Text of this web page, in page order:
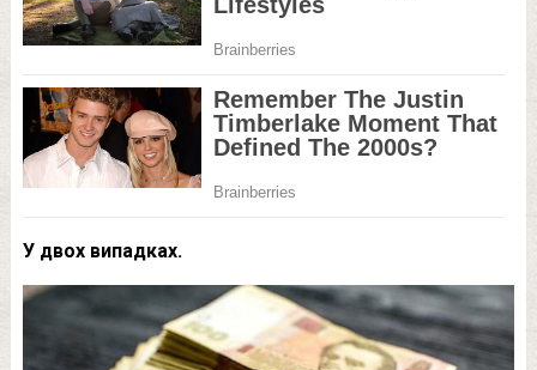
У двох випадках.